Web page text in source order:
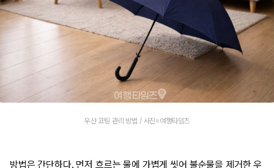
우산 코팅 관리 방법 / 사진=여행타임즈
방법은 간단하다. 먼저 흐르는 물에 가볍게 씻어 불순물을 제거한 우